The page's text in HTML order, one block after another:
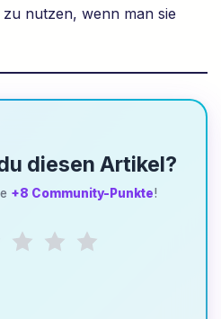
nutzen, wenn man sie
diesen Artikel?
+8 Community-Punkte!